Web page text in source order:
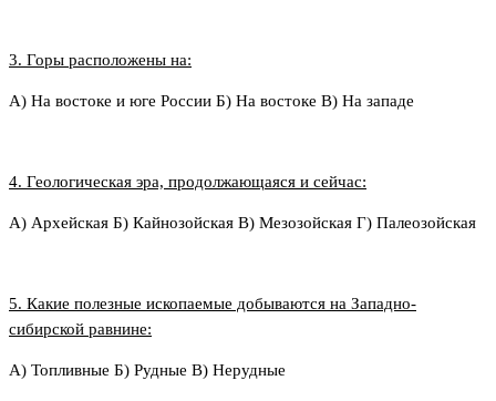
3. Горы расположены на:
А) На востоке и юге России Б) На востоке В) На западе
4. Геологическая эра, продолжающаяся и сейчас:
А) Архейская Б) Кайнозойская В) Мезозойская Г) Палеозойская
5. Какие полезные ископаемые добываются на Западно-
сибирской равнине:
А) Топливные Б) Рудные В) Нерудные